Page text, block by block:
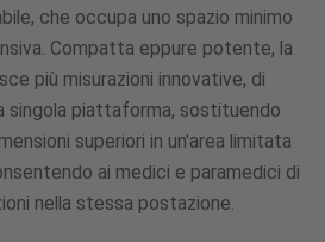
che occupa uno spazio minimo
Compatta eppure potente, la
più misurazioni innovative, di
singola piattaforma, sostituendo
superiori in un'area limitata
ai medici e paramedici di
nella stessa postazione.